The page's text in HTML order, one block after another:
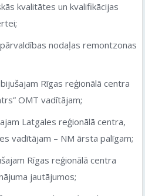
kvalitātes un kvalifikācijas
nodaļas remontzonas
Rīgas reģionālā centra
OMT vadītājam;
Latgales reģionālā centra,
vadītājam – NM ārsta palīgam;
Rīgas reģionālā centra
jautājumos;